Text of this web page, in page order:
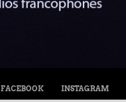
FACEBOOK INSTAGRAM